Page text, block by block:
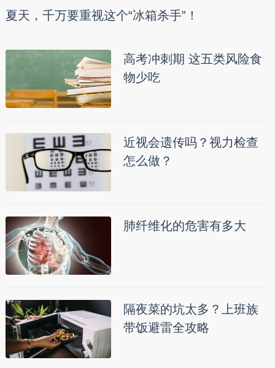
夏天，千万要重视这个“冰箱杀手”！
高考冲刺期 这五类风险食
物少吃
近视会遗传吗？视力检查
怎么做？
肺纤维化的危害有多大
隔夜菜的坑太多？上班族
带饭避雷全攻略